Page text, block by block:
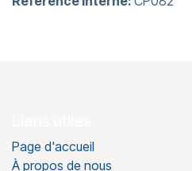
Page d'accueil
À propos de nous